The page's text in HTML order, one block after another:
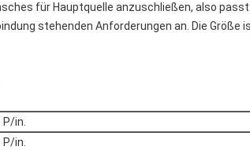
für Hauptquelle anzuschließen, also
stehenden Anforderungen an. Die Größe
P/in.
P/in.